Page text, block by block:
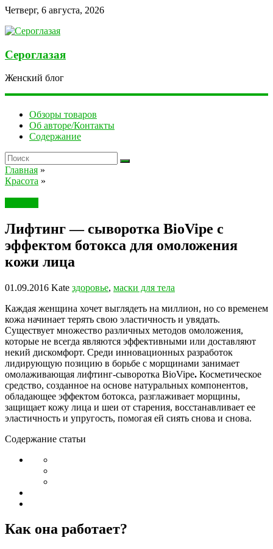
Четверг, 6 августа, 2026
Сероглазая
Женский блог
Обзоры товаров
Об авторе/Контакты
Содержание
Главная »
Красота »
Лифтинг — сыворотка BioVipe с
эффектом ботокса для омоложения
кожи лица
01.09.2016 Kate здоровье, маски для тела
Каждая женщина хочет выглядеть на миллион, но со временем
кожа начинает терять свою эластичность и увядать.
Существует множество различных методов омоложения,
которые не всегда являются эффективными или доставляют
некий дискомфорт. Среди инновационных разработок
лидирующую позицию в борьбе с морщинами занимает
омолаживающая лифтинг-сыворотка BioVipe. Косметическое
средство, созданное на основе натуральных компонентов,
обладающее эффектом ботокса, разглаживает морщины,
защищает кожу лица и шеи от старения, восстанавливает ее
эластичность и упругость, помогая ей сиять снова и снова.
Содержание статьи
Как она работает?